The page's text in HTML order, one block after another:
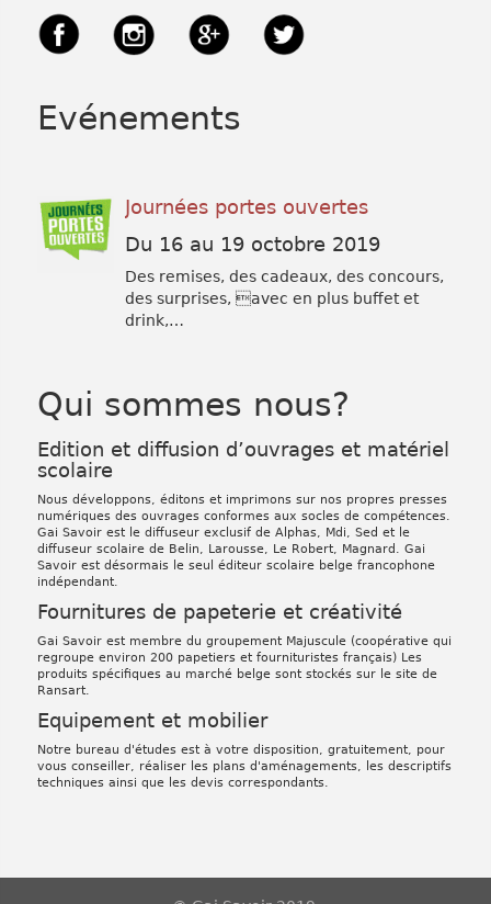
Evénements
Journées portes ouvertes
Du 16 au 19 octobre 2019
Des remises, des cadeaux, des concours,
des surprises, avec en plus buffet et
drink,…
Qui sommes nous?
Edition et diffusion d’ouvrages et matériel
scolaire
Nous développons, éditons et imprimons sur nos propres presses
numériques des ouvrages conformes aux socles de compétences.
Gai Savoir est le diffuseur exclusif de Alphas, Mdi, Sed et le
diffuseur scolaire de Belin, Larousse, Le Robert, Magnard. Gai
Savoir est désormais le seul éditeur scolaire belge francophone
indépendant.
Fournitures de papeterie et créativité
Gai Savoir est membre du groupement Majuscule (coopérative qui
regroupe environ 200 papetiers et fournituristes français) Les
produits spécifiques au marché belge sont stockés sur le site de
Ransart.
Equipement et mobilier
Notre bureau d'études est à votre disposition, gratuitement, pour
vous conseiller, réaliser les plans d'aménagements, les descriptifs
techniques ainsi que les devis correspondants.